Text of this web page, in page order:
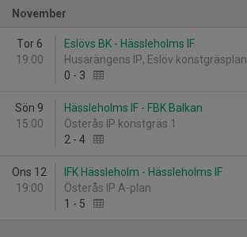
November
Tor 6
19:00
Eslövs BK - Hässleholms IF
Husarängens IP, Eslöv konstgräsplan
0 - 3
Sön 9
15:00
Hässleholms IF - FBK Balkan
Österås IP konstgräs 1
2 - 4
Ons 12
19:00
IFK Hässleholm - Hässleholms IF
Österås IP A-plan
1 - 5